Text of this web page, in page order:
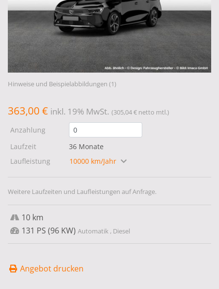
Hinweise und Beispielabbildungen (1)
363,00 € inkl. 19% MwSt. (305,04 € netto mtl.)
Anzahlung
Laufzeit
36 Monate
Laufleistung
10000 km/Jahr
Weitere Laufzeiten und Laufleistungen auf Anfrage.
10 km
131 PS (96 KW) Automatik , Diesel
Angebot drucken